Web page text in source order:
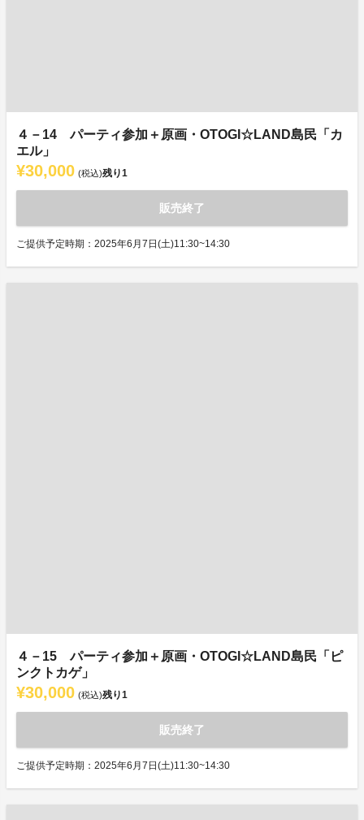
４－14 パーティ参加＋原画・OTOGI☆LAND島民「カ
エル」
¥30,000 (税込)残り1
販売終了
ご提供予定時期：2025年6月7日(土)11:30~14:30
４－15 パーティ参加＋原画・OTOGI☆LAND島民「ピ
ンクトカゲ」
¥30,000 (税込)残り1
販売終了
ご提供予定時期：2025年6月7日(土)11:30~14:30